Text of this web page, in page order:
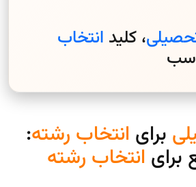
، کلید انتخاب
برای انتخاب رشته:
برای انتخاب رشته